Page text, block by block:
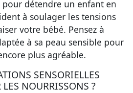
détendre un enfant en
à soulager les tensions
votre bébé. Pensez à
à sa peau sensible pour
plus agréable.
SENSORIELLES
NOURRISSONS ?